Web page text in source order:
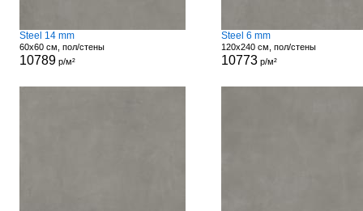
Steel 14 mm
60x60 см, пол/стены
10789р/м²
Steel 6 mm
120x240 см, пол/стены
10773р/м²